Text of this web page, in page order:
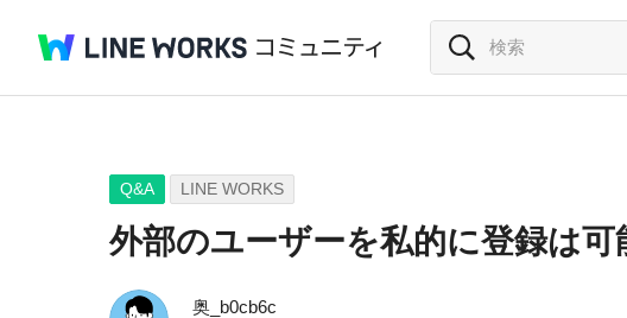
Q&A LINE WORKS
外部のユーザーを私的に登録は可
奥_b0cb6c